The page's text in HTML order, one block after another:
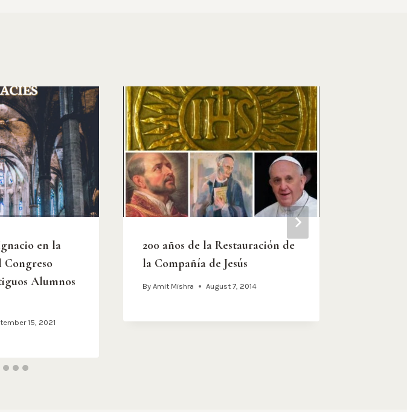
en la
Congreso
Alumnos
15, 2021
200 años de la Restauración de
la Compañía de Jesús
By Amit Mishra August 7, 2014